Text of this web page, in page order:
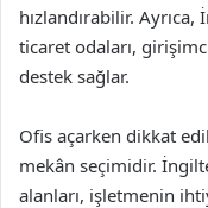
hızlandırabilir.
ticaret odaları,
destek sağlar.
Ofis açarken dikkat
mekân seçimidir.
alanları, işletmenin